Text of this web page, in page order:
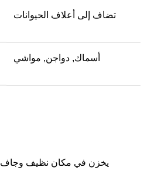
تضاف إلى أعلاف الحيوانات
أسماك, دواجن, مواشي
يخزن في مكان نظيف وجاف